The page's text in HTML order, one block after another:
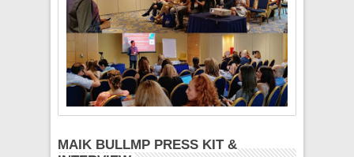
MAIK BULLMP PRESS KIT &